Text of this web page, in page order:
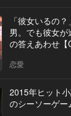
「彼女いるの
男。でも彼女が
の答えあわせ【
恋愛
2015年ヒット
のシーソーゲ